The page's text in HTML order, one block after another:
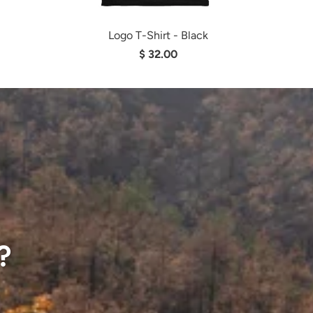
Logo T-Shirt - Black
$ 32.00